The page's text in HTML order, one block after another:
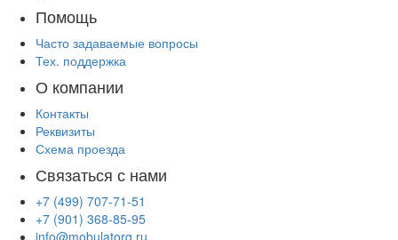
Помощь
Часто задаваемые вопросы
Тех. поддержка
О компании
Контакты
Реквизиты
Схема проезда
Связаться с нами
+7 (499) 707-71-51
+7 (901) 368-85-95
info@mobulatorg.ru